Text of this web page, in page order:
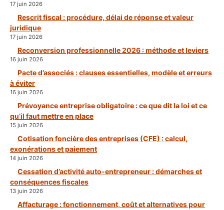
17 juin 2026
Rescrit fiscal : procédure, délai de réponse et valeur
juridique
17 juin 2026
Reconversion professionnelle 2026 : méthode et leviers
16 juin 2026
Pacte d’associés : clauses essentielles, modèle et erreurs
à éviter
16 juin 2026
Prévoyance entreprise obligatoire : ce que dit la loi et ce
qu’il faut mettre en place
15 juin 2026
Cotisation foncière des entreprises (CFE) : calcul,
exonérations et paiement
14 juin 2026
Cessation d’activité auto-entrepreneur : démarches et
conséquences fiscales
13 juin 2026
Affacturage : fonctionnement, coût et alternatives pour